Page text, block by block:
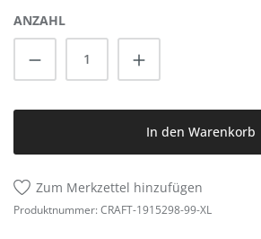
ANZAHL
Produkt Anzahl: Gib den
In den Warenkorb
Zum Merkzettel hinzufügen
Produktnummer: CRAFT-1915298-99-XL